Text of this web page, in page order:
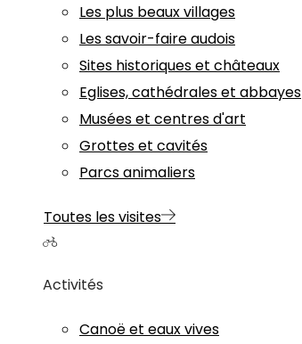
Les plus beaux villages
Les savoir-faire audois
Sites historiques et châteaux
Eglises, cathédrales et abbayes
Musées et centres d'art
Grottes et cavités
Parcs animaliers
Toutes les visites
Activités
Canoë et eaux vives